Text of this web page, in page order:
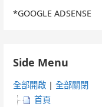
*GOOGLE ADSENSE
Side Menu
全部開啟 |全部關閉
首頁